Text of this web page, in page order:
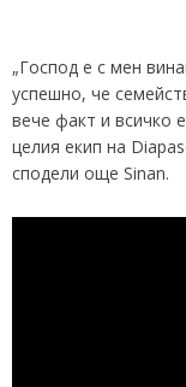
„Господ е с мен
успешно, че
вече факт и всичко
целия екип на
сподели още Sinan.